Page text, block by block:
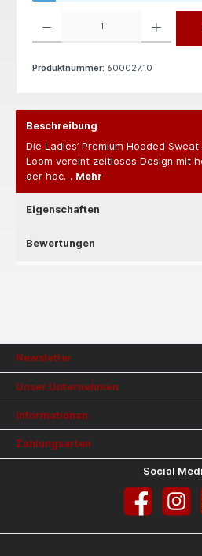
Produktnummer: 600027.10
Beschreibung
Die Ladies’ Premium Hooded
Loom vereint zeitloses Design mit
der hoc… Mehr
Eigenschaften
Bewertungen
Newsletter
Unser Unternehmen
Informationen
Zahlungsarten
Social
Facebook